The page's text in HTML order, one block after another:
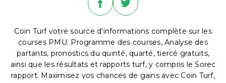
Coin Turf votre source d'informations complète sur les
courses PMU. Programme des courses, Analyse des
partants, pronostics du quinté, quarté, tiercé gratuits,
ainsi que les résultats et rapports turf, y compris le Sorec
rapport. Maximisez vos chances de gains avec Coin Turf,